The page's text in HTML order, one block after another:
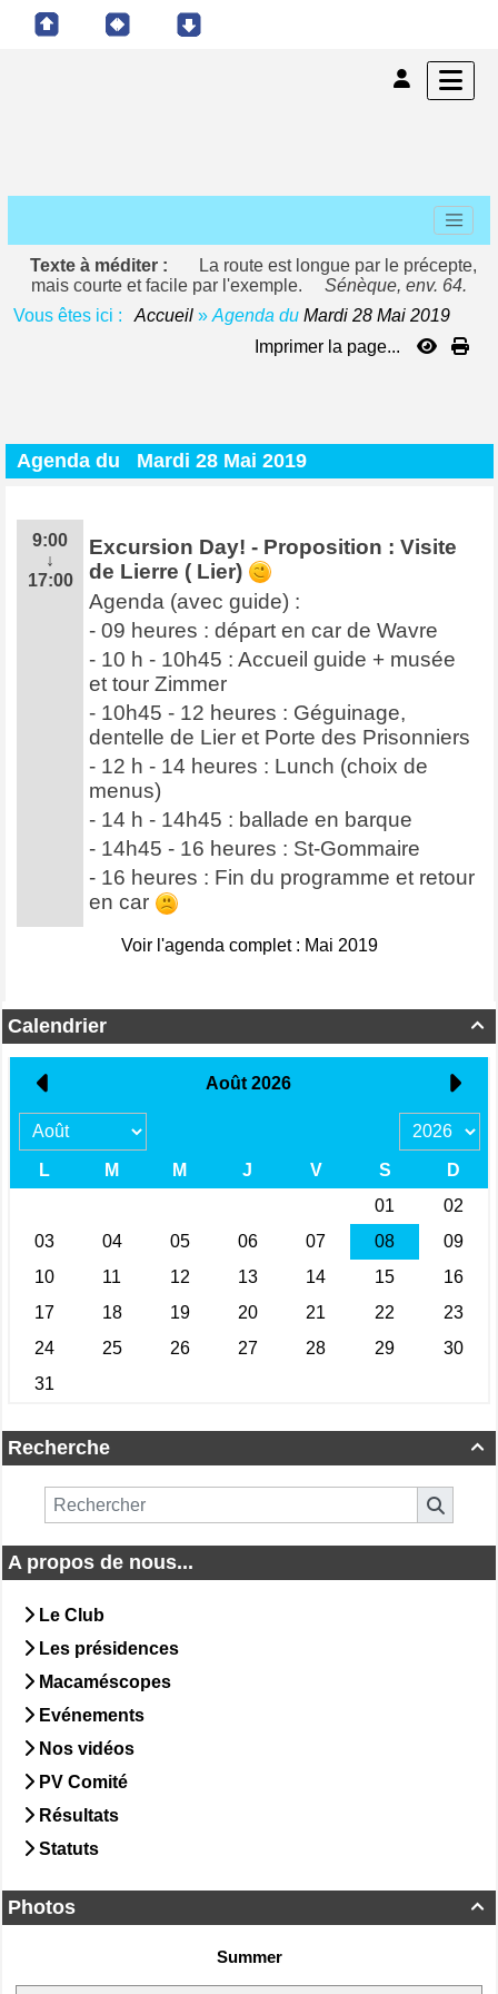
Texte à méditer :
La route est longue par le précepte,
mais courte et facile par l'exemple.
Sénèque, env. 64.
Vous êtes ici :
Accueil » Agenda du Mardi 28 Mai 2019
Imprimer la page...

Calendrier

Recherche
A propos de nous...
Le Club
Les présidences
Macaméscopes
Evénements
Nos vidéos
PV Comité
Résultats
Statuts

Photos
Summer
Agenda du Mardi 28 Mai 2019
9:00
↓
17:00
Excursion Day! - Proposition : Visite
de Lierre ( Lier)
Agenda (avec guide) :
- 09 heures : départ en car de Wavre
- 10 h - 10h45 : Accueil guide + musée
et tour Zimmer
- 10h45 - 12 heures : Géguinage,
dentelle de Lier et Porte des Prisonniers
- 12 h - 14 heures : Lunch (choix de
menus)
- 14 h - 14h45 : ballade en barque
- 14h45 - 16 heures : St-Gommaire
- 16 heures : Fin du programme et retour
en car
Voir l'agenda complet : Mai 2019